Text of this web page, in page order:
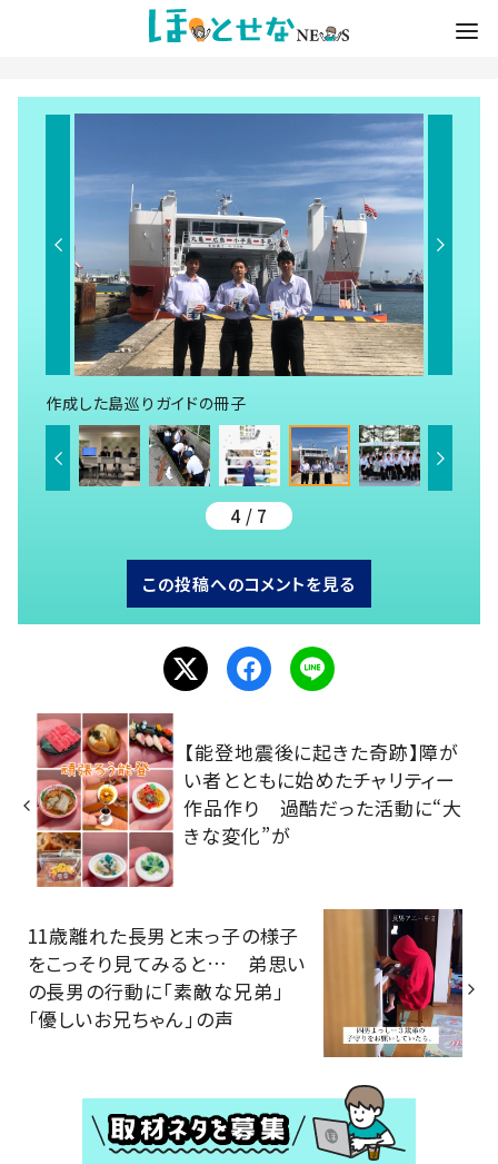
作成した島巡りガイドの冊子
4 / 7
この投稿へのコメントを見る
【能登地震後に起きた奇跡】障が
い者とともに始めたチャリティー
作品作り 過酷だった活動に“大
きな変化”が
11歳離れた長男と末っ子の様子
をこっそり見てみると… 弟思い
の長男の行動に「素敵な兄弟」
「優しいお兄ちゃん」の声